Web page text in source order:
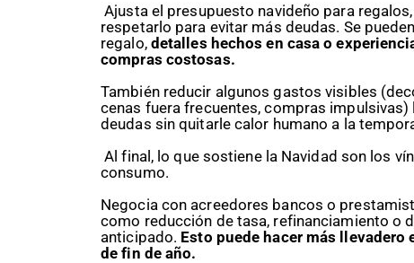
Ajusta el presupuesto navideño para
respetarlo para evitar más deudas. Se
regalo,detalles hechos en casa o
compras costosas.
También reducir algunos gastos visibles
cenas fuera frecuentes, compras impulsivas)
deudas sin quitarle calor humano a la
Al final, lo que sostiene la Navidad son los
consumo.
Negocia con acreedores bancos o
como reducción de tasa, refinanciamiento o
anticipado. Esto puede hacer más llevadero
de fin de año.